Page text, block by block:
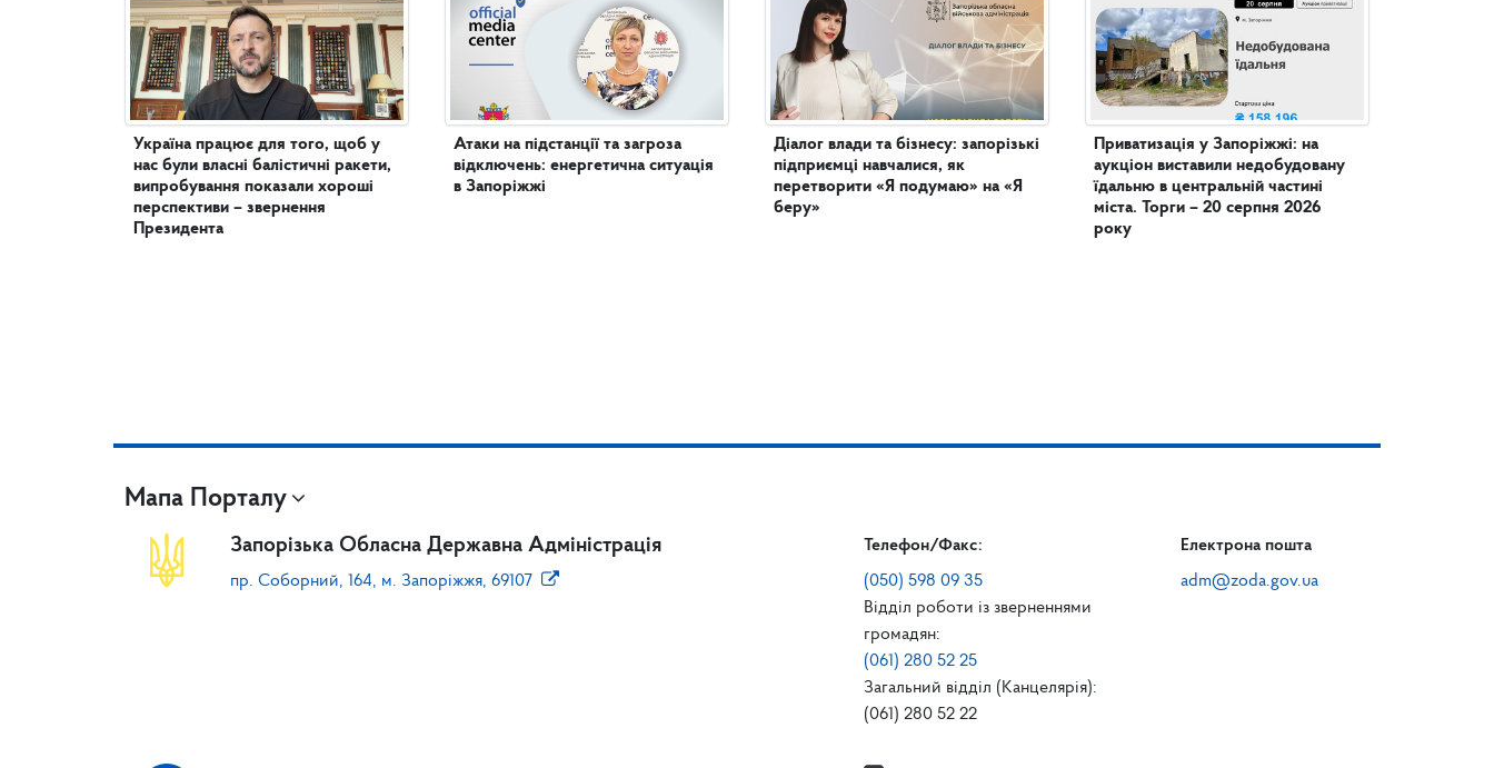
Україна працює для того, щоб у
нас були власні балістичні ракети,
випробування показали хороші
перспективи – звернення
Президента
Атаки на підстанції та загроза
відключень: енергетична ситуація
в Запоріжжі
Діалог влади та бізнесу: запорізькі
підприємці навчалися, як
перетворити «Я подумаю» на «Я
беру»
Приватизація у Запоріжжі: на
аукціон виставили недобудовану
їдальню в центральній частині
міста. Торги – 20 серпня 2026
року
Мапа Порталу
Запорізька Обласна Державна Адміністрація
пр. Соборний, 164, м. Запоріжжя, 69107
Телефон/Факс:
(050) 598 09 35
Відділ роботи із зверненнями
громадян:
(061) 280 52 25
Загальний відділ (Канцелярія):
(061) 280 52 22
Електрона пошта
adm@zoda.gov.ua